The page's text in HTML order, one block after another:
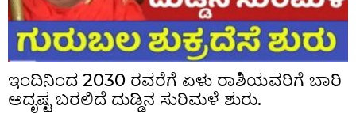
ಇಂದಿನಿಂದ 2030 ರವರೆಗೆ ಏಳು ರಾಶಿಯವರಿಗೆ ಬಾರಿ
ಅದೃಷ್ಟ ಬರಲಿದೆ ದುಡ್ಡಿನ ಸುರಿಮಳೆ ಶುರು.